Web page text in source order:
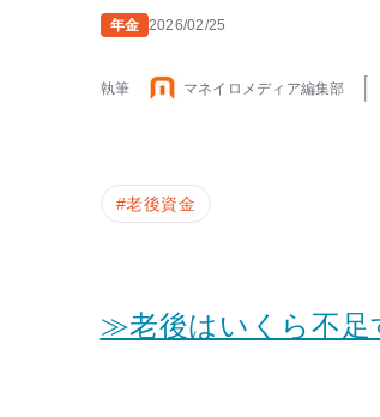
年金 2026/02/25
執筆 マネイロメディア編集部
#老後資金
≫老後はいくら不足